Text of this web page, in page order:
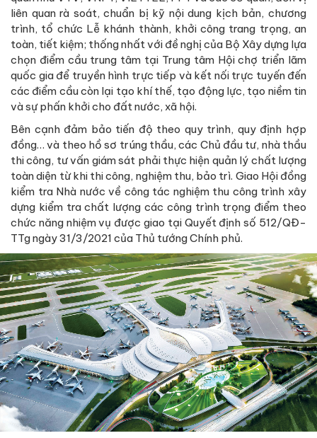
liên quan rà soát, chuẩn bị kỹ nội dung kịch bản, chương
trình, tổ chức Lễ khánh thành, khởi công trang trọng, an
toàn, tiết kiệm; thống nhất với đề nghị của Bộ Xây dựng lựa
chọn điểm cầu trung tâm tại Trung tâm Hội chợ triển lãm
quốc gia để truyền hình trực tiếp và kết nối trực tuyến đến
các điểm cầu còn lại tạo khí thế, tạo động lực, tạo niềm tin
và sự phấn khởi cho đất nước, xã hội.
Bên cạnh đảm bảo tiến độ theo quy trình, quy định hợp
đồng… và theo hồ sơ trúng thầu, các Chủ đầu tư, nhà thầu
thi công, tư vấn giám sát phải thực hiện quản lý chất lượng
toàn diện từ khi thi công, nghiệm thu, bảo trì. Giao Hội đồng
kiểm tra Nhà nước về công tác nghiệm thu công trình xây
dựng kiểm tra chất lượng các công trình trọng điểm theo
chức năng nhiệm vụ được giao tại Quyết định số 512/QĐ-
TTg ngày 31/3/2021 của Thủ tướng Chính phủ.